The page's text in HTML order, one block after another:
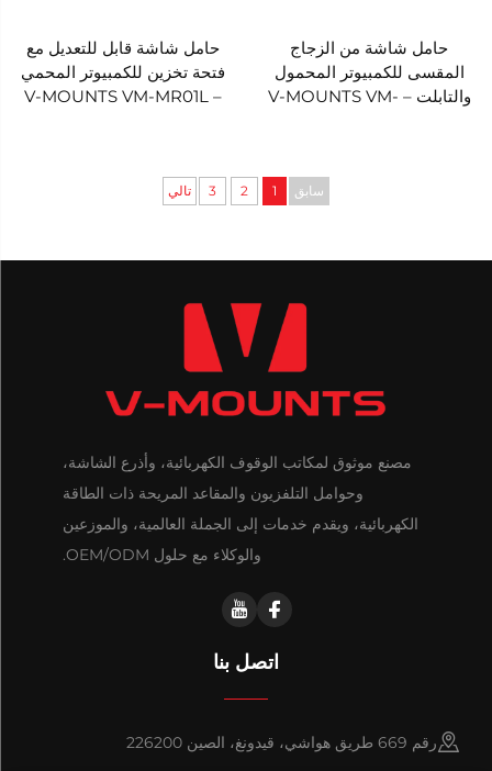
حامل شاشة من الزجاج
المقسى للكمبيوتر المحمول
والتابلت – V-MOUNTS VM-
حامل شاشة قابل للتعديل مع
فتحة تخزين للكمبيوتر المحمي
– V-MOUNTS VM-MR01L
سابق 1
2
3 تالي
مصنع موثوق لمكاتب الوقوف الكهربائية، وأذرع الشاشة،
وحوامل التلفزيون والمقاعد المريحة ذات الطاقة
الكهربائية، ويقدم خدمات إلى الجملة العالمية، والموزعين
والوكلاء مع حلول OEM/ODM.
اتصل بنا
رقم 669 طريق هواشي، قيدونغ، الصين 226200